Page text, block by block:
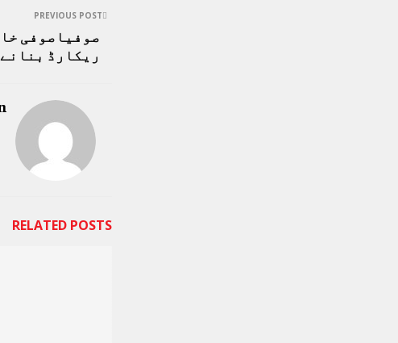
PREVIOUS POST
صوفیاصوفی
ریکارڈ
RELATED POSTS